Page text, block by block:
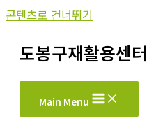
콘텐츠로 건너뛰기
도봉구재활용센터
Main Menu